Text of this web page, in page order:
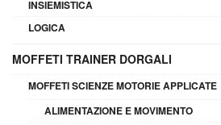
INSIEMISTICA
LOGICA
MOFFETI TRAINER DORGALI
MOFFETI SCIENZE MOTORIE APPLICATE
ALIMENTAZIONE E MOVIMENTO